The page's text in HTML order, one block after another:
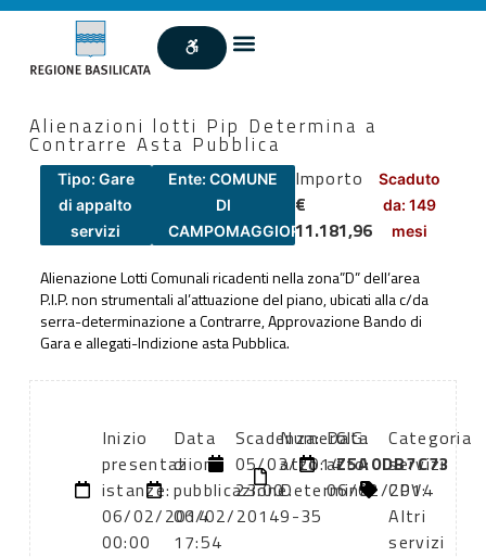
Alienazioni lotti Pip Determina a
Contrarre Asta Pubblica
Tipo: Gare
di appalto
servizi
Ente: COMUNE
DI
CAMPOMAGGIORE
Importo
€
11.181,96
Scaduto
da: 149
mesi
Alienazione Lotti Comunali ricadenti nella zona”D” dell’area
P.I.P. non strumentali al’attuazione del piano, ubicati alla c/da
serra-determinazione a Contrarre, Approvazione Bando di
Gara e allegati-Indizione asta Pubblica.
Inizio
presentazione
istanze:
06/02/2014
00:00
Data
di
pubblicazione:
06/02/2014
17:54
Scadenza:
05/03/2014
23:00
Numero
atto:
Determina
9-35
Data
atto:
06/02/2014
CIG:
Z5A0DB7C73
Categoria
servizi
CPV:
Altri
servizi